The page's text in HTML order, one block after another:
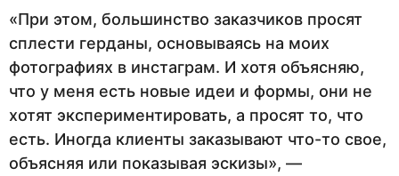
«При этом, большинство заказчиков просят
сплести герданы, основываясь на моих
фотографиях в инстаграм. И хотя объясняю,
что у меня есть новые идеи и формы, они не
хотят экспериментировать, а просят то, что
есть. Иногда клиенты заказывают что-то свое,
объясняя или показывая эскизы», —